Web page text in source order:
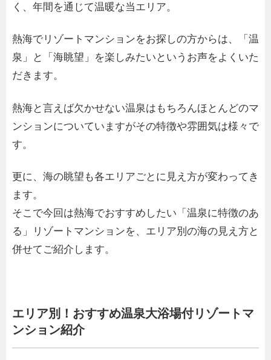
く、年間を通じて温暖な当エリア。
熱海でリゾートマンションをお探しの方からは、「温
泉」と「海眺望」を楽しみたいというお声をよくいた
だきます。
熱海と言えば欠かせない温泉はもちろんほとんどのマ
ンションについていますがその特徴や雰囲気は様々で
す。
更に、海の眺望も各エリアごとに見え方が変わってき
ます。
そこで今回は熱海でおすすめしたい「温泉に特徴のあ
る」
リゾート マンションを、 エリア別の海の見え方と
併せてご紹介します。
エリア別！おすすめ温泉大浴場付リゾートマ
ンション紹介